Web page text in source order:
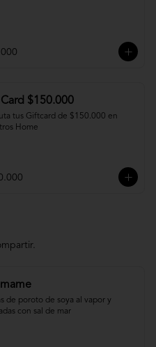
$150.000
tus Giftcard de $150.000 en
Home
de poroto de soya al vapor y
con sal de mar